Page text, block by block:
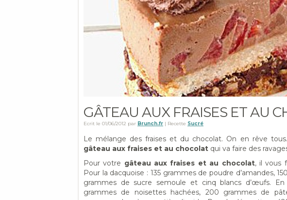
GÂTEAU AUX FRAISES ET AU
Ecrit le 01/06/2012 par Brunch.fr | Recette Sucré
Le mélange des fraises et du chocolat. On en rêve
gâteau aux fraises et au chocolat qui va faire des
Pour votre gâteau aux fraises et au chocolat, il vous
Pour la dacquoise : 135 grammes de poudre d’amandes,
grammes de sucre semoule et cinq blancs d’œufs.
grammes de noisettes hachées, 200 grammes de